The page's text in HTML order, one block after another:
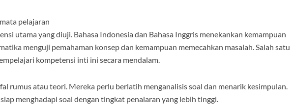
pelajaran
utama yang diuji. Bahasa Indonesia dan Bahasa Inggris menekankan kemampuan
menguji pemahaman konsep dan kemampuan memecahkan masalah. Salah satu
kompetensi inti ini secara mendalam.
rumus atau teori. Mereka perlu berlatih menganalisis soal dan menarik kesimpulan.
menghadapi soal dengan tingkat penalaran yang lebih tinggi.